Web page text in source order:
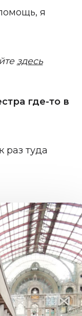
я
здесь
где-то в
раз туда